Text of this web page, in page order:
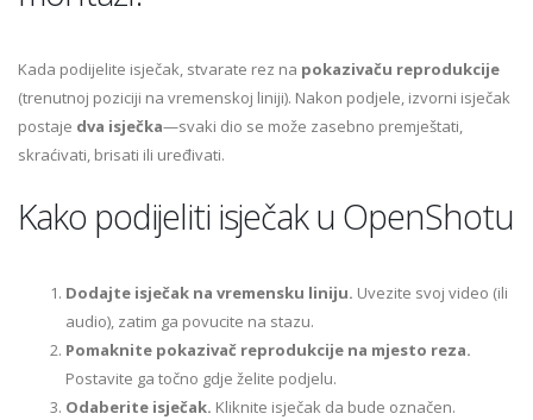
Kada podijelite isječak, stvarate rez na pokazivaču reprodukcije
(trenutnoj poziciji na vremenskoj liniji). Nakon podjele, izvorni isječak
postaje dva isječka—svaki dio se može zasebno premještati,
skraćivati, brisati ili uređivati.
Kako podijeliti isječak u OpenShotu
Dodajte isječak na vremensku liniju. Uvezite svoj video (ili
audio), zatim ga povucite na stazu.
Pomaknite pokazivač reprodukcije na mjesto reza.
Postavite ga točno gdje želite podjelu.
Odaberite isječak. Kliknite isječak da bude označen.